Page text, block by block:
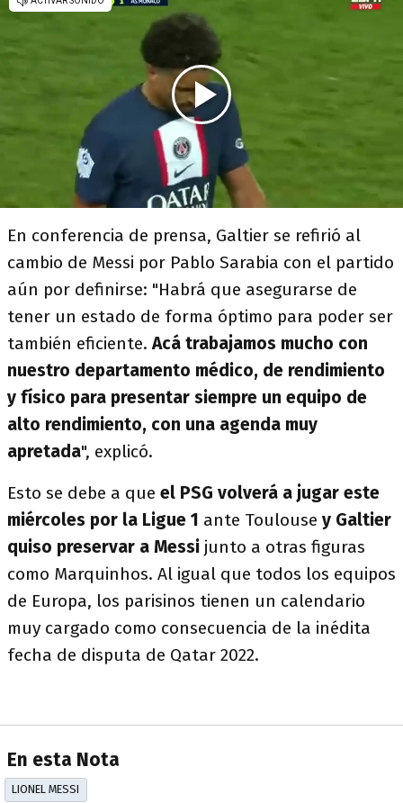
En conferencia de prensa, Galtier se refirió al
cambio de Messi por Pablo Sarabia con el partido
aún por definirse: "Habrá que asegurarse de
tener un estado de forma óptimo para poder ser
también eficiente.Acá trabajamos mucho con
nuestro departamento médico, de rendimiento
y físico para presentar siempre un equipo de
alto rendimiento, con una agenda muy
apretada", explicó.
Esto se debe a que el PSG volverá a jugar este
miércoles por la Ligue 1 ante Toulouse y Galtier
quiso preservar a Messi junto a otras figuras
como Marquinhos. Al igual que todos los equipos
de Europa, los parisinos tienen un calendario
muy cargado como consecuencia de la inédita
fecha de disputa de Qatar 2022.
En esta Nota
LIONEL MESSI